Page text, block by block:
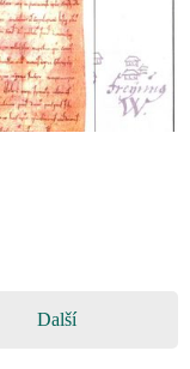
Další